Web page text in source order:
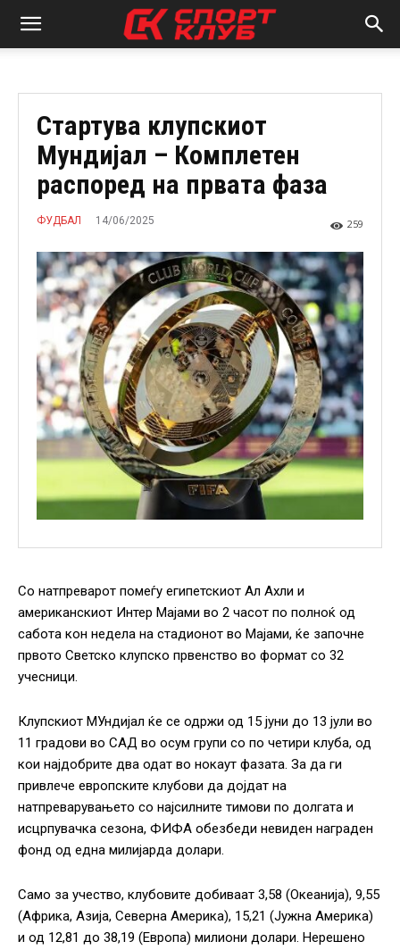
Стартува клупскиот
Мундијал – Комплетен
распоред на првата фаза
ФУДБАЛ 14/06/2025 259
Со натпреварот помеѓу египетскиот Ал Ахли и
американскиот Интер Мајами во 2 часот по полноќ од
сабота кон недела на стадионот во Мајами, ќе започне
првото Светско клупско првенство во формат со 32
учесници.
Клупскиот МУндијал ќе се одржи од 15 јуни до 13 јули во
11 градови во САД во осум групи со по четири клуба, од
кои најдобрите два одат во нокаут фазата. За да ги
привлече европските клубови да дојдат на
натпреварувањето со најсилните тимови по долгата и
исцрпувачка сезона, ФИФА обезбеди невиден награден
фонд од една милијарда долари.
Само за учество, клубовите добиваат 3,58 (Океанија), 9,55
(Африка, Азија, Северна Америка), 15,21 (Јужна Америка)
и од 12,81 до 38,19 (Европа) милиони долари. Нерешено